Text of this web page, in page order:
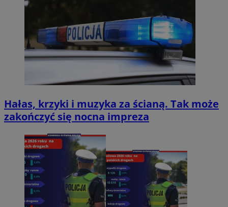
Hałas, krzyki i muzyka za ścianą. Tak może
zakończyć się nocna impreza